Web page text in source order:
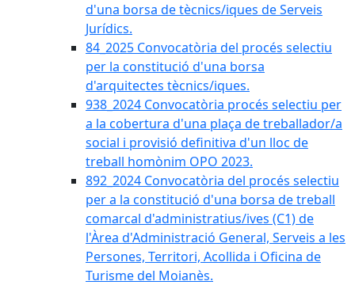
d'una borsa de tècnics/iques de Serveis
Jurídics.
84_2025 Convocatòria del procés selectiu
per la constitució d'una borsa
d'arquitectes tècnics/iques.
938_2024 Convocatòria procés selectiu per
a la cobertura d'una plaça de treballador/a
social i provisió definitiva d'un lloc de
treball homònim OPO 2023.
892_2024 Convocatòria del procés selectiu
per a la constitució d'una borsa de treball
comarcal d'administratius/ives (C1) de
l'Àrea d'Administració General, Serveis a les
Persones, Territori, Acollida i Oficina de
Turisme del Moianès.